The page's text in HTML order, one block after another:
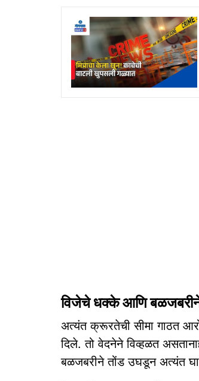
विजेचे धक्के आणि
अत्यंत क्रूरतेची सीमा गाठत
दिले. तो वेदनेने विव्हळत
बळजबरीने तोंड उघडून अत्यंत